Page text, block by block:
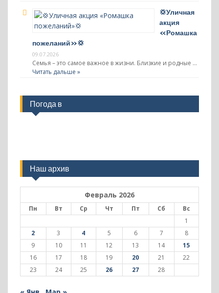
💢Уличная
акция
«Ромашка
пожеланий»💢
09.07.2026
Семья – это самое важное в жизни. Близкие и родные …
Читать дальше »
Погода в
Наш архив
Февраль 2026
Пн Вт Ср Чт Пт Сб
Вс
1
2
3 4 5 6 7
8
9
10 11 12 13 14
15
16
17 18 19 20 21
22
23
24 25 26 27 28